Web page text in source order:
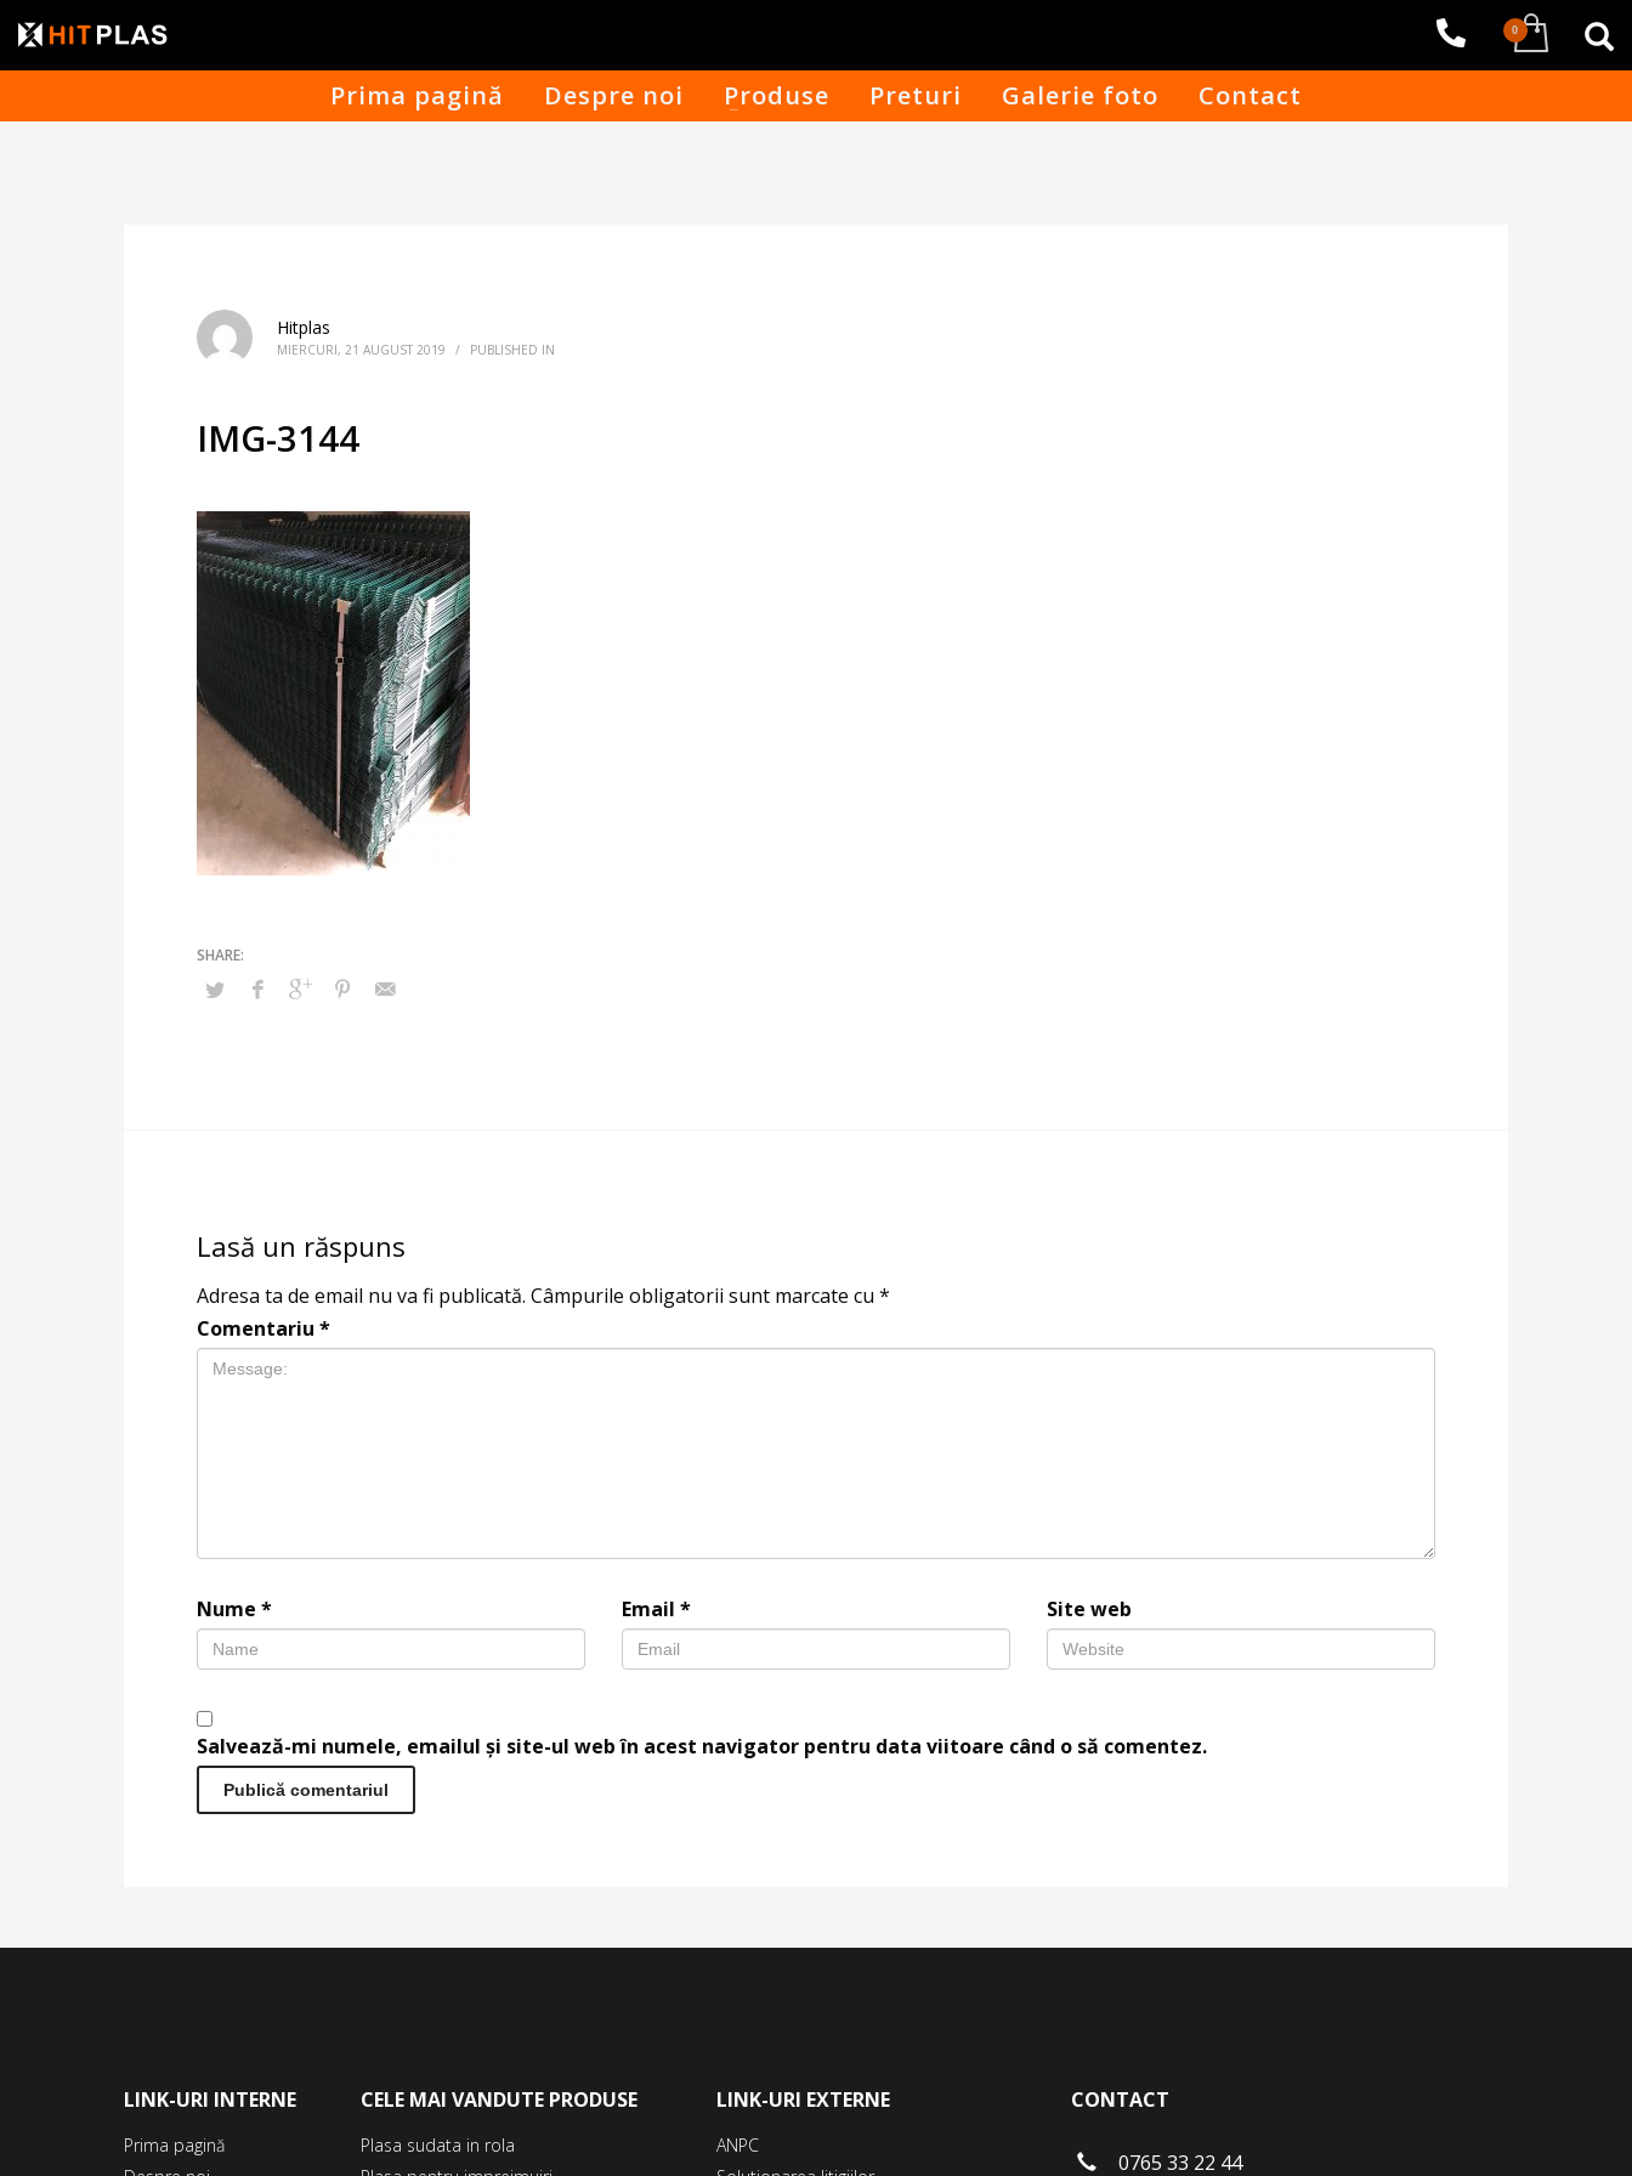
Prima pagină Despre noi Produse Preturi Galerie foto Contact
Hitplas
MIERCURI, 21 AUGUST 2019 / PUBLISHED IN
IMG-3144
Lasă un răspuns
Adresa ta de email nu va fi publicată. Câmpurile obligatorii sunt marcate cu *
Comentariu *
Nume * Email * Site web
Salvează-mi numele, emailul și site-ul web în acest navigator pentru data viitoare când o să comentez.
LINK-URI INTERNE
Prima pagină
CELE MAI VANDUTE PRODUSE
Plasa sudata in rola
LINK-URI EXTERNE
ANPC
CONTACT
0765 33 22 44